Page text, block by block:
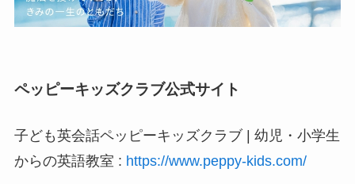
ペッピーキッズクラブ公式サイト
子ども英会話ペッピーキッズクラブ | 幼児・小学生
からの英語教室 : https://www.peppy-kids.com/